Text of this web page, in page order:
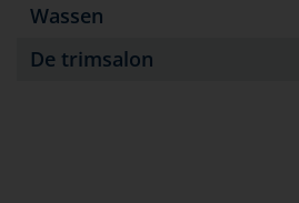
Wassen
De trimsalon